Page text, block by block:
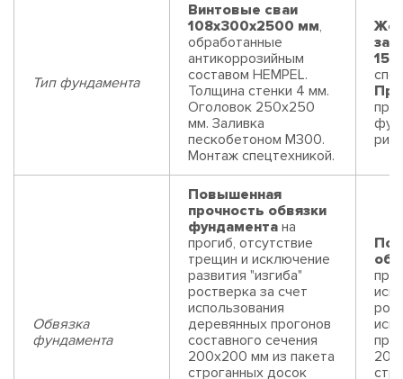
Тип фундамента
Винтовые сваи
108x300x2500 мм,
обработанные
антикоррозийным
составом HEMPEL.
Толщина стенки 4 мм.
Оголовок 250х250
мм. Заливка
пескобетоном М300.
Монтаж спецтехникой.
Обвязка
фундамента
Повышенная
прочность обвязки
фундамента на
прогиб, отсутствие
трещин и исключение
развития "изгиба"
ростверка за счет
использования
деревянных прогонов
составного сечения
200х200 мм из пакета
строганных досок